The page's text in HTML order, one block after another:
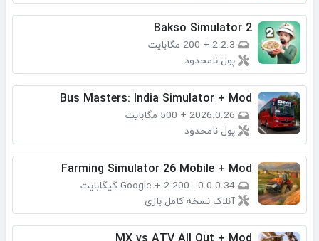
Bakso Simulator 2
2.2.3
+ 200 مگابایت
پول نامحدود
Bus Masters: India Simulator + Mod
2026.0.26
+ 500 مگابایت
پول نامحدود
Farming Simulator 26 Mobile + Mod
0.0.0.34 - Google
+ 2.200 گیگابایت
آنلاک نسخه کامل بازی